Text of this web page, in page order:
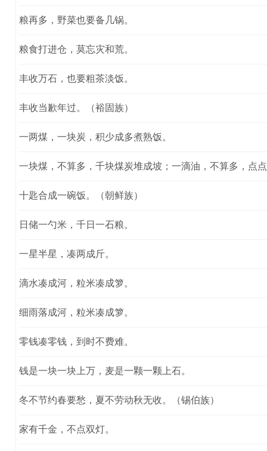
粮再多，野菜也要备几锅。
粮食打进仓，莫忘灾和荒。
丰收万石，也要粗茶淡饭。
丰收当歉年过。（裕固族）
一两煤，一块炭，积少成多煮熟饭。
一块煤，不算多，千块煤炭堆成坡；一滴油，不算多，点
十匙合成一碗饭。（朝鲜族）
日储一勺米，千日一石粮。
一星半星，凑两成斤。
滴水凑成河，粒米凑成箩。
细雨落成河，粒米凑成箩。
零钱凑零钱，到时不费难。
钱是一块一块上万，麦是一颗一颗上石。
冬不节约春要愁，夏不劳动秋无收。（锡伯族）
家有千金，不点双灯。